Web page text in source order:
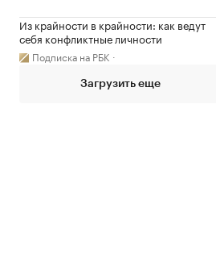
Из крайности в крайности: как ведут
себя конфликтные личности
Подписка на РБК
Загрузить еще